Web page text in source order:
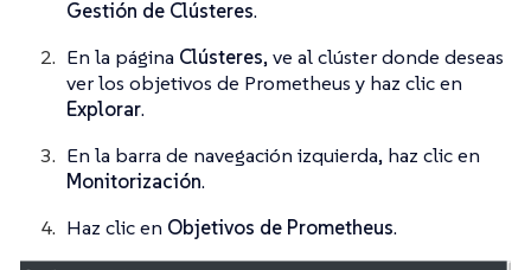
Gestión de Clústeres.
En la página Clústeres, ve al clúster donde deseas
ver los objetivos de Prometheus y haz clic en
Explorar.
En la barra de navegación izquierda, haz clic en
Monitorización.
Haz clic en Objetivos de Prometheus.